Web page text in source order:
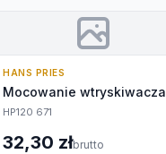
HANS PRIES
Mocowanie wtryskiwacza
HP120 671
32,30 złbrutto